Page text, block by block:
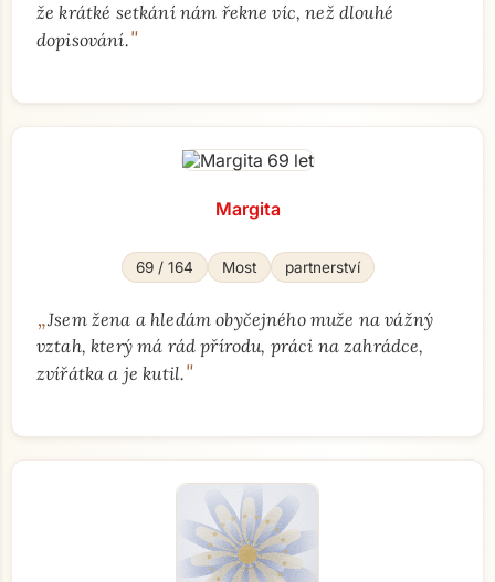
že krátké setkání nám řekne víc, než dlouhé
dopisování."
Margita
69 / 164 Most partnerství
„Jsem žena a hledám obyčejného muže na vážný
vztah, který má rád přírodu, práci na zahrádce,
zvířátka a je kutil."